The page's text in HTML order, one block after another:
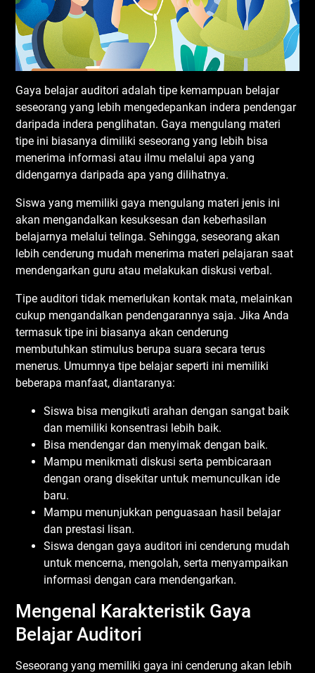
Gaya belajar auditori adalah tipe kemampuan belajar
seseorang yang lebih mengedepankan indera pendengar
daripada indera penglihatan. Gaya mengulang materi
tipe ini biasanya dimiliki seseorang yang lebih bisa
menerima informasi atau ilmu melalui apa yang
didengarnya daripada apa yang dilihatnya.
Siswa yang memiliki gaya mengulang materi jenis ini
akan mengandalkan kesuksesan dan keberhasilan
belajarnya melalui telinga. Sehingga, seseorang akan
lebih cenderung mudah menerima materi pelajaran saat
mendengarkan guru atau melakukan diskusi verbal.
Tipe auditori tidak memerlukan kontak mata, melainkan
cukup mengandalkan pendengarannya saja. Jika Anda
termasuk tipe ini biasanya akan cenderung
membutuhkan stimulus berupa suara secara terus
menerus. Umumnya tipe belajar seperti ini memiliki
beberapa manfaat, diantaranya:
Siswa bisa mengikuti arahan dengan sangat baik
dan memiliki konsentrasi lebih baik.
Bisa mendengar dan menyimak dengan baik.
Mampu menikmati diskusi serta pembicaraan
dengan orang disekitar untuk memunculkan ide
baru.
Mampu menunjukkan penguasaan hasil belajar
dan prestasi lisan.
Siswa dengan gaya auditori ini cenderung mudah
untuk mencerna, mengolah, serta menyampaikan
informasi dengan cara mendengarkan.
Mengenal Karakteristik Gaya
Belajar Auditori
Seseorang yang memiliki gaya ini cenderung akan lebih